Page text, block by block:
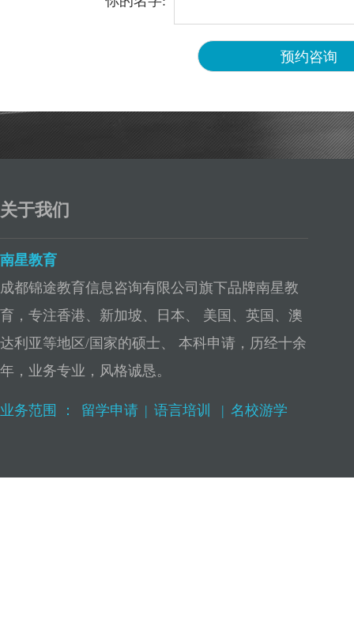
关于我们
南星教育
成都锦途教育信息咨询有限公司旗下品牌南星教
育，专注香港、新加坡、日本、 美国、英国、澳
达利亚等地区/国家的硕士、 本科申请，历经十余
年，业务专业，风格诚恳。
业务范围 ： 留学申请 | 语言培训 | 名校游学